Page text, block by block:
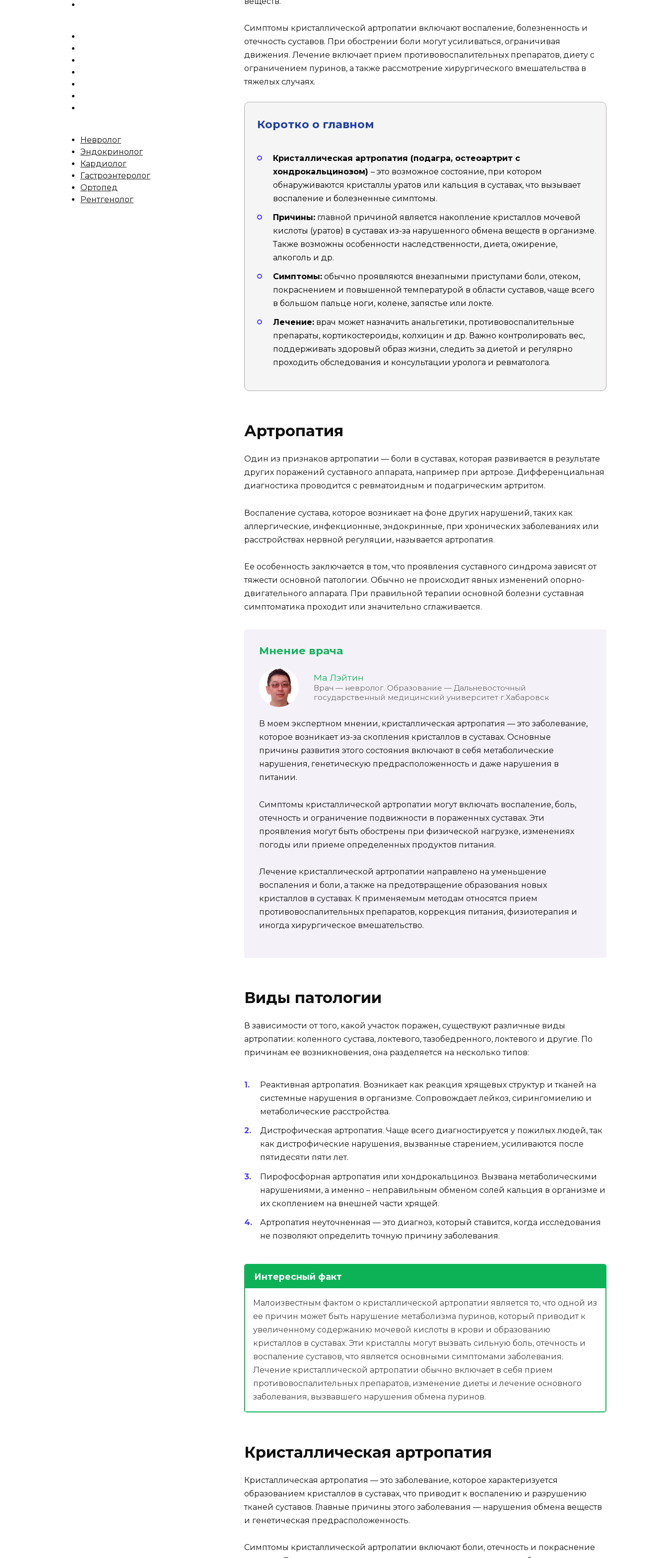
Симптомы кристаллической артропатии включают воспаление, болезненность и
отечность суставов. При обострении боли могут усиливаться, ограничивая
движения. Лечение включает прием противовоспалительных препаратов, диету с
ограничением пуринов, а также рассмотрение хирургического вмешательства в
тяжелых случаях.
Коротко о главном
Кристаллическая артропатия (подагра, остеоартрит с
хондрокальцинозом) – это возможное состояние, при котором
обнаруживаются кристаллы уратов или кальция в суставах, что вызывает
воспаление и болезненные симптомы.
Причины: главной причиной является накопление кристаллов мочевой
кислоты (уратов) в суставах из-за нарушенного обмена веществ в организме.
Также возможны особенности наследственности, диета, ожирение,
алкоголь и др.
Симптомы: обычно проявляются внезапными приступами боли, отеком,
покраснением и повышенной температурой в области суставов, чаще всего
в большом пальце ноги, колене, запястье или локте.
Лечение: врач может назначить анальгетики, противовоспалительные
препараты, кортикостероиды, колхицин и др. Важно контролировать вес,
поддерживать здоровый образ жизни, следить за диетой и регулярно
проходить обследования и консультации уролога и ревматолога.
Артропатия
Один из признаков артропатии — боли в суставах, которая развивается в результате
других поражений суставного аппарата, например при артрозе. Дифференциальная
диагностика проводится с ревматоидным и подагрическим артритом.
Воспаление сустава, которое возникает на фоне других нарушений, таких как
аллергические, инфекционные, эндокринные, при хронических заболеваниях или
расстройствах нервной регуляции, называется артропатия.
Ее особенность заключается в том, что проявления суставного синдрома зависят от
тяжести основной патологии. Обычно не происходит явных изменений опорно-
двигательного аппарата. При правильной терапии основной болезни суставная
симптоматика проходит или значительно сглаживается.
Мнение врача
Ма Лэйтин
Врач — невролог. Образование — Дальневосточный
государственный медицинский университет г.Хабаровск
В моем экспертном мнении, кристаллическая артропатия — это заболевание,
которое возникает из-за скопления кристаллов в суставах. Основные
причины развития этого состояния включают в себя метаболические
нарушения, генетическую предрасположенность и даже нарушения в
питании.
Симптомы кристаллической артропатии могут включать воспаление, боль,
отечность и ограничение подвижности в пораженных суставах. Эти
проявления могут быть обострены при физической нагрузке, изменениях
погоды или приеме определенных продуктов питания.
Лечение кристаллической артропатии направлено на уменьшение
воспаления и боли, а также на предотвращение образования новых
кристаллов в суставах. К применяемым методам относятся прием
противовоспалительных препаратов, коррекция питания, физиотерапия и
иногда хирургическое вмешательство.
Виды патологии
В зависимости от того, какой участок поражен, существуют различные виды
артропатии: коленного сустава, локтевого, тазобедренного, локтевого и другие. По
причинам ее возникновения, она разделяется на несколько типов:
Реактивная артропатия. Возникает как реакция хрящевых структур и тканей на
системные нарушения в организме. Сопровождает лейкоз, сирингомиелию и
метаболические расстройства.
Дистрофическая артропатия. Чаще всего диагностируется у пожилых людей, так
как дистрофические нарушения, вызванные старением, усиливаются после
пятидесяти пяти лет.
Пирофосфорная артропатия или хондрокальциноз. Вызвана метаболическими
нарушениями, а именно – неправильным обменом солей кальция в организме и
их скоплением на внешней части хрящей.
Артропатия неуточненная — это диагноз, который ставится, когда исследования
не позволяют определить точную причину заболевания.
Интересный факт
Малоизвестным фактом о кристаллической артропатии является то, что одной из
ее причин может быть нарушение метаболизма пуринов, который приводит к
увеличенному содержанию мочевой кислоты в крови и образованию
кристаллов в суставах. Эти кристаллы могут вызвать сильную боль, отечность и
воспаление суставов, что является основными симптомами заболевания.
Лечение кристаллической артропатии обычно включает в себя прием
противовоспалительных препаратов, изменение диеты и лечение основного
заболевания, вызвавшего нарушения обмена пуринов.
Кристаллическая артропатия
Кристаллическая артропатия — это заболевание, которое характеризуется
образованием кристаллов в суставах, что приводит к воспалению и разрушению
тканей суставов. Главные причины этого заболевания — нарушения обмена веществ
и генетическая предрасположенность.
Симптомы кристаллической артропатии включают боли, отечность и покраснение
Невролог
Эндокринолог
Кардиолог
Гастроэнтеролог
Ортопед
Рентгенолог